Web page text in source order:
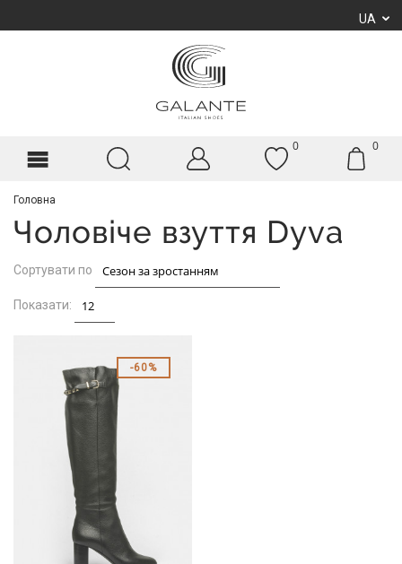
UA
0 0
Головна
Чоловіче взуття Dyva
Сортувати по
Показати:
60%